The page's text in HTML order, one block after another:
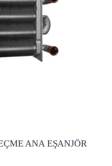
ANA EŞANJÖR